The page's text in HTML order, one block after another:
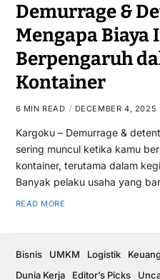
Demurrage &
Mengapa Biaya
Berpengaruh
Kontainer
6 MIN READ DECEMBER 4, 2025
Kargoku – Demurrage &
sering muncul ketika kamu
kontainer, terutama dalam
Banyak pelaku usaha yang
READ MORE
Bisnis UMKM Logistik
Dunia Kerja
Editor’s Picks